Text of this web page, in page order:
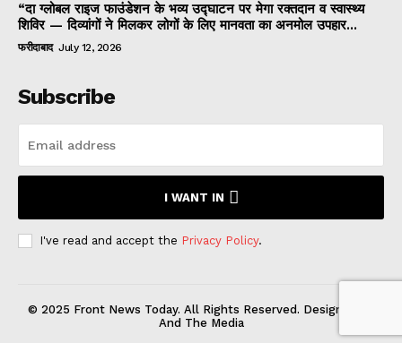
“दा ग्लोबल राइज फाउंडेशन के भव्य उद्घाटन पर मेगा रक्तदान व स्वास्थ्य
शिविर — दिव्यांगों ने मिलकर लोगों के लिए मानवता का अनमोल उपहार...
फरीदाबाद July 12, 2026
Subscribe
I WANT IN
I've read and accept the Privacy Policy.
© 2025 Front News Today. All Rights Reserved. Designed by
And The Media